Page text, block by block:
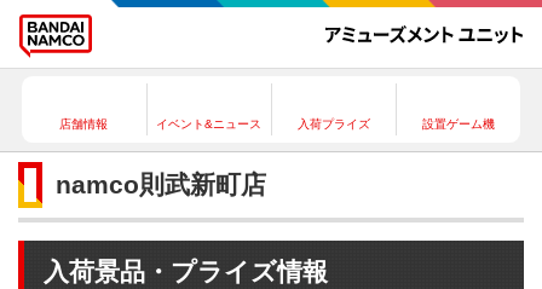
店舗情報 イベント&ニュース 入荷プライズ 設置ゲーム機
namco則武新町店
入荷景品・プライズ情報